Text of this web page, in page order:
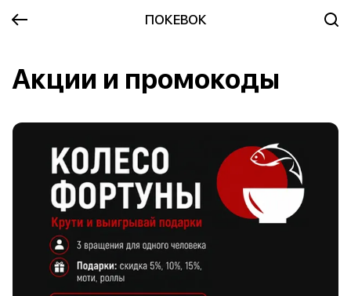
ПОКЕВОК
Акции и промокоды